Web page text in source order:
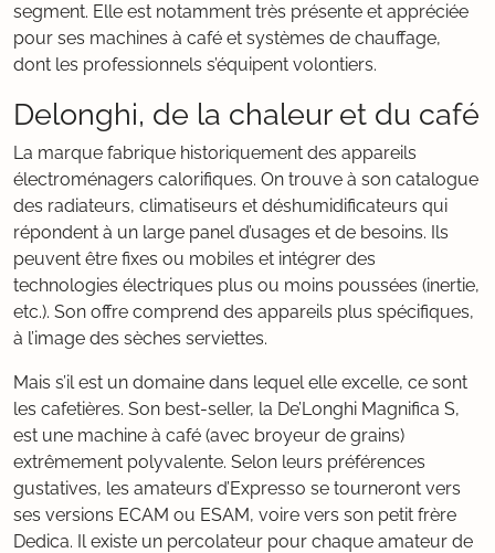
segment. Elle est notamment très présente et appréciée
pour ses machines à café et systèmes de chauffage,
dont les professionnels s’équipent volontiers.
Delonghi, de la chaleur et du café
La marque fabrique historiquement des appareils
électroménagers calorifiques. On trouve à son catalogue
des radiateurs, climatiseurs et déshumidificateurs qui
répondent à un large panel d’usages et de besoins. Ils
peuvent être fixes ou mobiles et intégrer des
technologies électriques plus ou moins poussées (inertie,
etc.). Son offre comprend des appareils plus spécifiques,
à l’image des sèches serviettes.
Mais s’il est un domaine dans lequel elle excelle, ce sont
les cafetières. Son best-seller, la De’Longhi Magnifica S,
est une machine à café (avec broyeur de grains)
extrêmement polyvalente. Selon leurs préférences
gustatives, les amateurs d’Expresso se tourneront vers
ses versions ECAM ou ESAM, voire vers son petit frère
Dedica. Il existe un percolateur pour chaque amateur de